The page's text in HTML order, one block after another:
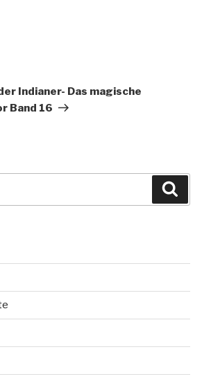
Indianer- Das magische
Band 16